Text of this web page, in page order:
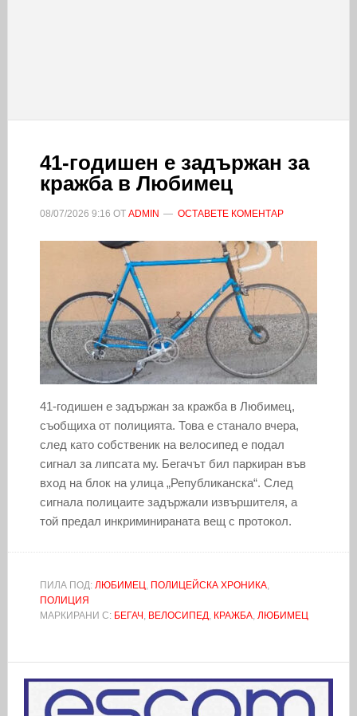
41-годишен е задържан за
кражба в Любимец
08/07/2026 9:16 ОТ ADMIN ОСТАВЕТЕ КОМЕНТАР
41-годишен е задържан за кражба в Любимец,
съобщиха от полицията. Това е станало вчера,
след като собственик на велосипед е подал
сигнал за липсата му. Бегачът бил паркиран във
вход на блок на улица „Републиканска“. След
сигнала полицаите задържали извършителя, а
той предал инкриминираната вещ с протокол.
ПИЛА ПОД: ЛЮБИМЕЦ, ПОЛИЦЕЙСКА ХРОНИКА,
ПОЛИЦИЯ
МАРКИРАНИ С: БЕГАЧ , ВЕЛОСИПЕД, КРАЖБА, ЛЮБИМЕЦ